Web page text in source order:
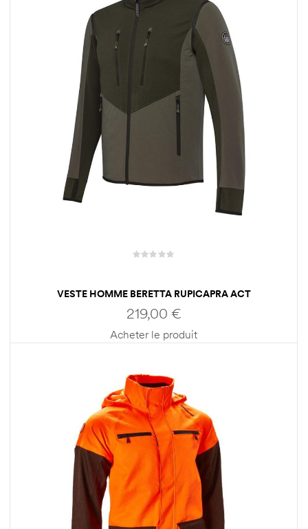
VESTE HOMME BERETTA RUPICAPRA ACT
219,00 €
Acheter le produit